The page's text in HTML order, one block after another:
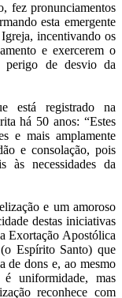
fez pronunciamentos
esta emergente
incentivando os
e exercerem o
perigo de desvio da
está registrado na
há 50 anos: “Estes
e mais amplamente
e consolação, pois
às necessidades da
e um amoroso
destas iniciativas
Exortação Apostólica
Espírito Santo) que
de dons e, ao mesmo
uniformidade, mas
reconhece com